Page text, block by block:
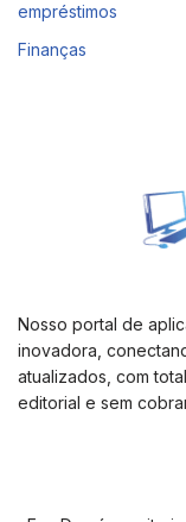
empréstimos
Finanças
Nosso portal de
inovadora,
atualizados, com
editorial e sem